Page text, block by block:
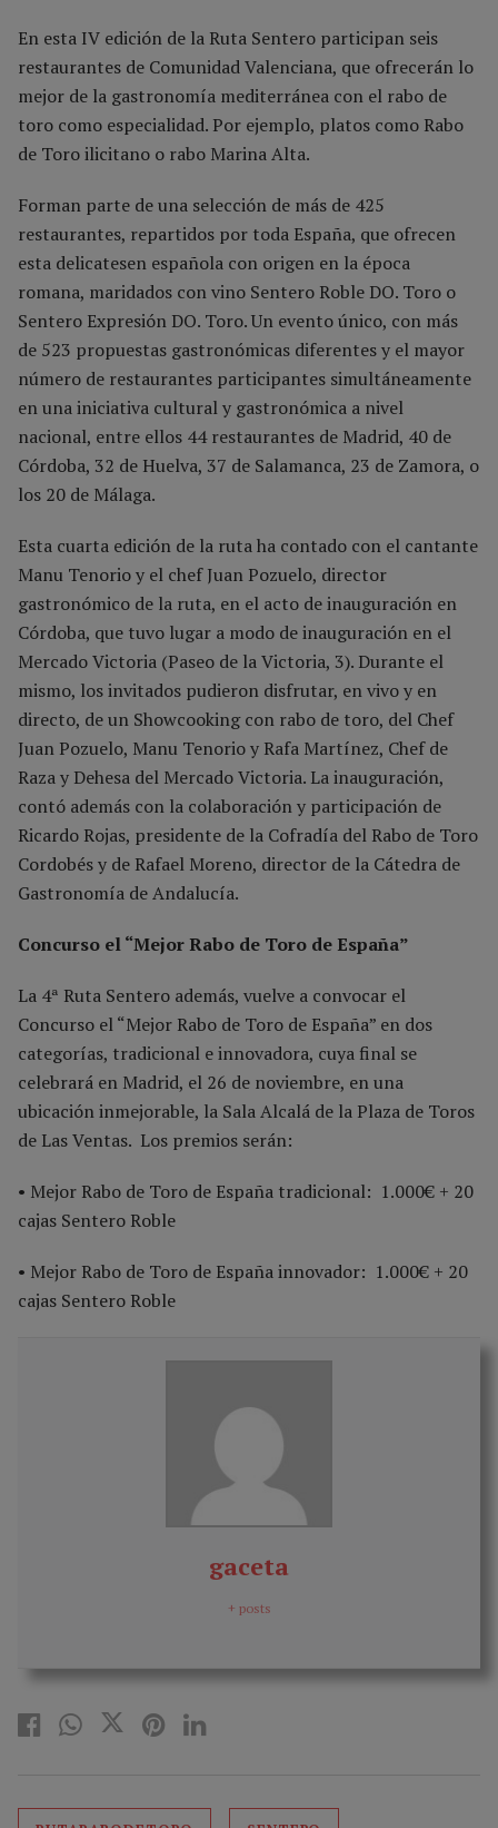
En esta IV edición de la Ruta Sentero participan seis
restaurantes de Comunidad Valenciana, que ofrecerán lo
mejor de la gastronomía mediterránea con el rabo de
toro como especialidad. Por ejemplo, platos como Rabo
de Toro ilicitano o rabo Marina Alta.
Forman parte de una selección de más de 425
restaurantes, repartidos por toda España, que ofrecen
esta delicatesen española con origen en la época
romana, maridados con vino Sentero Roble DO. Toro o
Sentero Expresión DO. Toro. Un evento único, con más
de 523 propuestas gastronómicas diferentes y el mayor
número de restaurantes participantes simultáneamente
en una iniciativa cultural y gastronómica a nivel
nacional, entre ellos 44 restaurantes de Madrid, 40 de
Córdoba, 32 de Huelva, 37 de Salamanca, 23 de Zamora, o
los 20 de Málaga.
Esta cuarta edición de la ruta ha contado con el cantante
Manu Tenorio y el chef Juan Pozuelo, director
gastronómico de la ruta, en el acto de inauguración en
Córdoba, que tuvo lugar a modo de inauguración en el
Mercado Victoria (Paseo de la Victoria, 3). Durante el
mismo, los invitados pudieron disfrutar, en vivo y en
directo, de un Showcooking con rabo de toro, del Chef
Juan Pozuelo, Manu Tenorio y Rafa Martínez, Chef de
Raza y Dehesa del Mercado Victoria. La inauguración,
contó además con la colaboración y participación de
Ricardo Rojas, presidente de la Cofradía del Rabo de Toro
Cordobés y de Rafael Moreno, director de la Cátedra de
Gastronomía de Andalucía.
Concurso el “Mejor Rabo de Toro de España”
La 4ª Ruta Sentero además, vuelve a convocar el
Concurso el “Mejor Rabo de Toro de España” en dos
categorías, tradicional e innovadora, cuya final se
celebrará en Madrid, el 26 de noviembre, en una
ubicación inmejorable, la Sala Alcalá de la Plaza de Toros
de Las Ventas. Los premios serán:
• Mejor Rabo de Toro de España tradicional: 1.000€ + 20
cajas Sentero Roble
• Mejor Rabo de Toro de España innovador: 1.000€ + 20
cajas Sentero Roble
gaceta
+ posts